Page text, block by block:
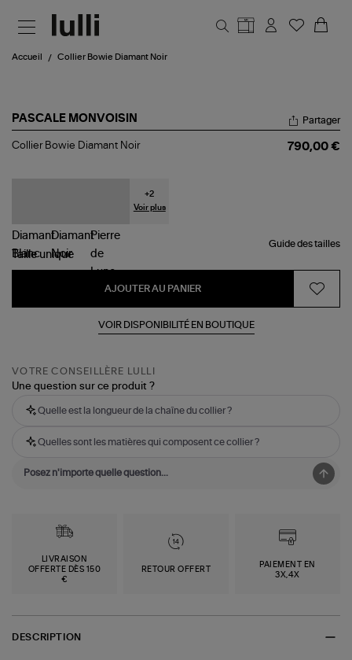
Accueil Collier Bowie Diamant Noir
PASCALE MONVOISIN
Collier
Partager
Collier Bowie Diamant Noir 790,00 €
+2
Voir plus
Guide des tailles
Tailleunique
AJOUTER AU PANIER
VOIR DISPONIBILITÉ EN BOUTIQUE
VOTRE CONSEILLÈRE LULLI
Une question sur ce produit ?
Quelle est la longueur de la chaîne du collier ?
Quelles sont les matières qui composent ce collier ?
LIVRAISON
OFFERTE DÈS 150
€
RETOUR OFFERT
PAIEMENT EN
3X,4X
DESCRIPTION